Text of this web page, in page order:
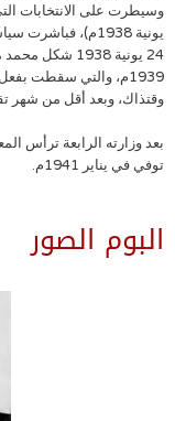
يونية 1938م)،
1939م، والتي سقطت
وقتذاك، وبعد أقل من شهر
بعد وزارته الرابعة ترأس
توفي في يناير 1941م.
البوم الصور